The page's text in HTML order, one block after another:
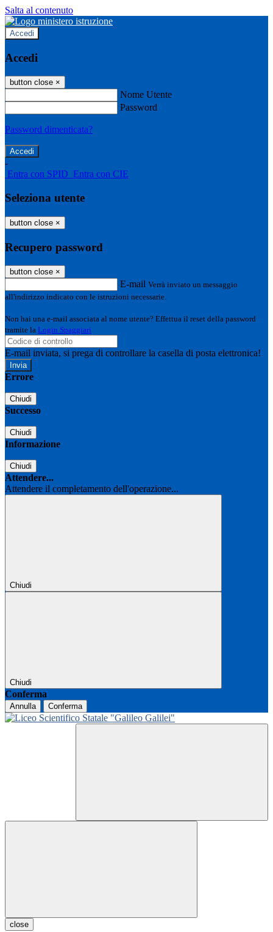
Salta al contenuto
Accedi
Accedi
button close ×
Nome Utente
Password
Password dimenticata?
-
Entra con SPID Entra con CIE
Seleziona utente
button close ×
Recupero password
button close ×
E-mail Verrà inviato un messaggio
all'indirizzo indicato con le istruzioni necessarie.
Non hai una e-mail associata al nome utente? Effettua il reset della password
tramite la Login Spaggiari
E-mail inviata, si prega di controllare la casella di posta elettronica!
Errore
Chiudi
Successo
Chiudi
Informazione
Chiudi
Attendere...
Attendere il completamento dell'operazione...
Chiudi
Chiudi
Conferma
Annulla Conferma
close